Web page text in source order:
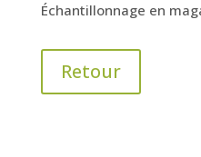
Échantillonnage en
Retour